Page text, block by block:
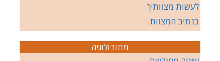
לעשות מצוותיך
בנתיב המצוות
מתודולוגיה